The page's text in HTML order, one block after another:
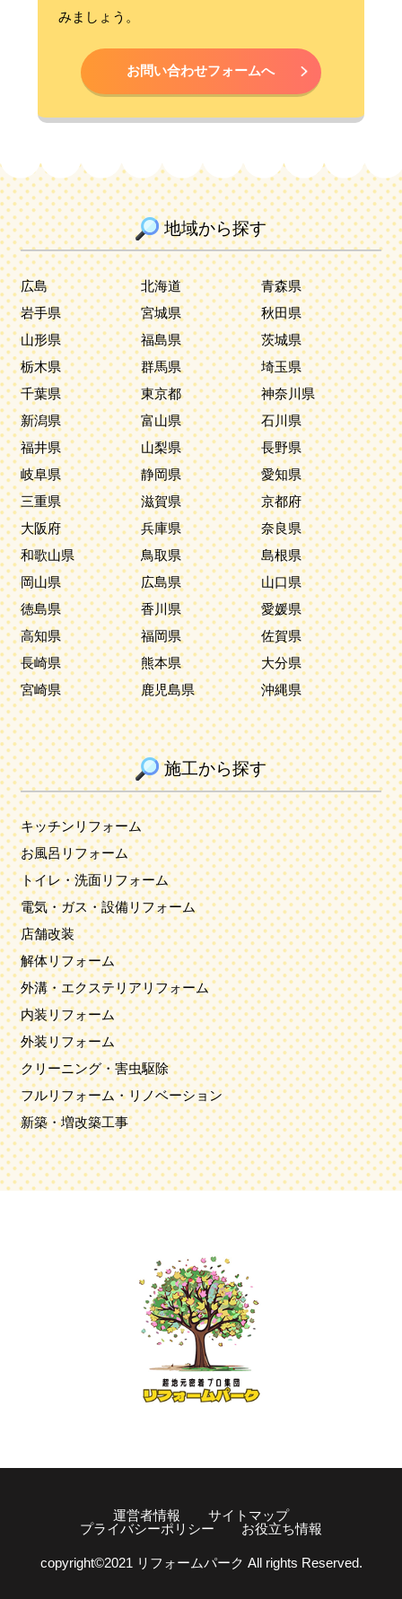
みましょう。
お問い合わせフォームへ
地域から探す
広島 北海道
青森県
岩手県
宮城県
秋田県
山形県
福島県
茨城県
栃木県
群馬県
埼玉県
千葉県
東京都
神奈川県
新潟県
富山県
石川県
福井県
山梨県
長野県
岐阜県
静岡県
愛知県
三重県
滋賀県
京都府
大阪府
兵庫県
奈良県
和歌山県
鳥取県
島根県
岡山県
広島県
山口県
徳島県
香川県
愛媛県
高知県
福岡県
佐賀県
長崎県
熊本県
大分県
宮崎県
鹿児島県 沖縄県
施工から探す
キッチンリフォーム
お風呂リフォーム
トイレ・洗面リフォーム
電気・ガス・設備リフォーム
店舗改装
解体リフォーム
外溝・エクステリアリフォーム
内装リフォーム
外装リフォーム
クリーニング・害虫駆除
フルリフォーム・リノベーション
新築・増改築工事
運営者情報
サイトマップ
プライバシーポリシー
お役立ち情報
copyright©️2021 リフォームパーク All rights Reserved.